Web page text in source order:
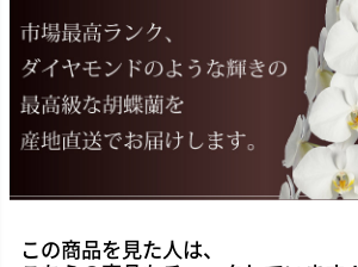
この商品を見た人は、